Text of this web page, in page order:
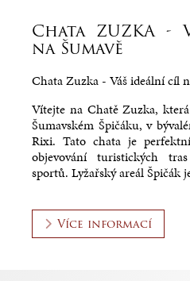
Chata ZUZKA
na Šumavě
Chata Zuzka - Váš ideální cíl
Vítejte na Chatě Zuzka,
Šumavském Špičáku, v
Rixi. Tato chata je
objevování turistických
sportů. Lyžařský areál Špičák
Více informací